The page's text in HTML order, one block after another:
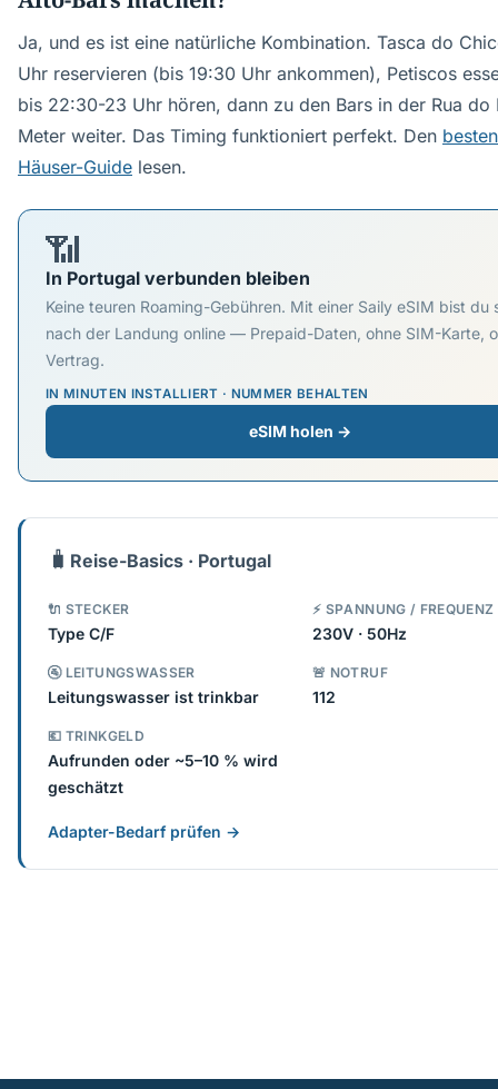
Ja, und es ist eine natürliche Kombination. Tasca do
Uhr reservieren (bis 19:30 Uhr ankommen), Petiscos
bis 22:30-23 Uhr hören, dann zu den Bars in der Rua do
Meter weiter. Das Timing funktioniert perfekt. Den
Häuser-Guide lesen.
📶
In Portugal verbunden bleiben
Keine teuren Roaming-Gebühren. Mit einer Saily eSIM bist du
nach der Landung online — Prepaid-Daten, ohne SIM-Karte,
Vertrag.
IN MINUTEN INSTALLIERT · NUMMER BEHALTEN
eSIM holen →
🧳 Reise-Basics · Portugal
🔌 STECKER
Type C/F
⚡ SPANNUNG / FREQUENZ
230V · 50Hz
🚰 LEITUNGSWASSER
Leitungswasser ist trinkbar
🚨 NOTRUF
112
💶 TRINKGELD
Aufrunden oder ~5–10 % wird
geschätzt
Adapter-Bedarf prüfen →